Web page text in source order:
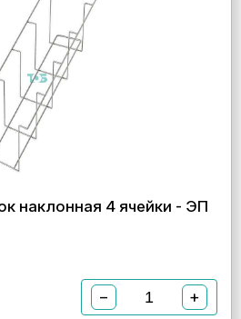
наклонная 4 ячейки - ЭП
− +